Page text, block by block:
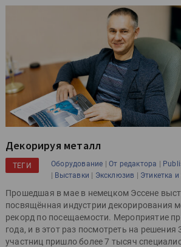
Декорируя металл
ТЕГИ Оборудование |От редактора |
| Выставки | Эксклюзив | Этикетка
Прошедшая в мае в немецком Эссене
посвящённая индустрии декорирования
рекорд по посещаемости. Мероприятие
года, и в этот раз посмотреть на
участниц пришло более 7 тысяч